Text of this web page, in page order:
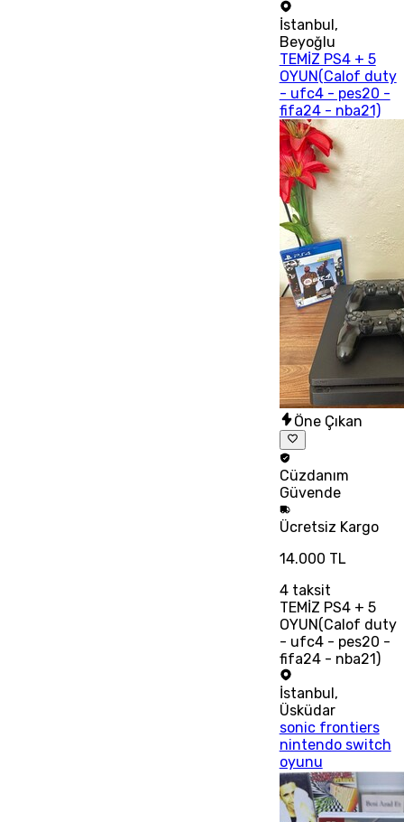
İstanbul,
Beyoğlu
TEMİZ PS4 + 5
OYUN(Calof duty
- ufc4 - pes20 -
fifa24 - nba21)
Öne Çıkan
Cüzdanım
Güvende
Ücretsiz Kargo
14.000 TL
4taksit
TEMİZ PS4 + 5
OYUN(Calof duty
- ufc4 - pes20 -
fifa24 - nba21)
İstanbul ,
Üsküdar
sonic frontiers
nintendo switch
oyunu